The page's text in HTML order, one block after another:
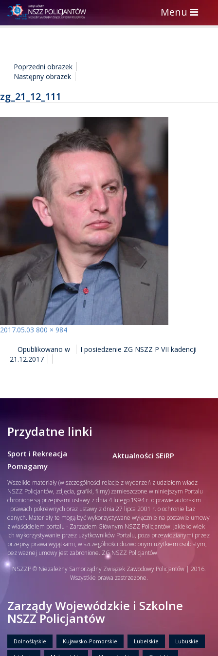
Toggle
navigation
Menu
Poprzedni obrazek
Następny obrazek
zg_21_12_111
Opublikowano
2017.05.03 Pełny
800 × 984
WPISUOpublikowano w
I posiedzenie ZG NSZZ P VII kadencji
21.12.2017
Przydatne linki
Sport i Rekreacja
Pomagamy
Aktualności SEiRP
Wszelkie materiały (w szczególności relacje z wydarzeń z udziałem władz
NSZZ Policjantów, zdjęcia, grafiki, filmy) zamieszczone w niniejszym Portalu
chronione są przepisami ustawy z dnia 4 lutego 1994 r. o prawie autorskim
i prawach pokrewnych oraz ustawy z dnia 27 lipca 2001 r. o ochronie baz
danych. Materiały te mogą być wykorzystywane wyłącznie na postawie umowy
z właścicielem portalu - Zarządem Głównym NSZZ Policjantów. Jakiekolwiek
ich wykorzystywanie przez użytkowników Portalu, poza przewidzianymi przez
przepisy prawa wyjątkami, w szczególności dozwolonym użytkiem osobistym,
bez ważnej umowy jest zabronione. ZG NSZZ Policjantów
NSZZP © Niezależny Samorządny Związek Zawodowy Policjantów | 2016.
Wszystkie prawa zastrzeżone.
Zarządy Wojewódzkie i Szkolne
NSZZ Policjantów
Dolnośląskie Kujawsko-Pomorskie Lubelskie Lubuskie